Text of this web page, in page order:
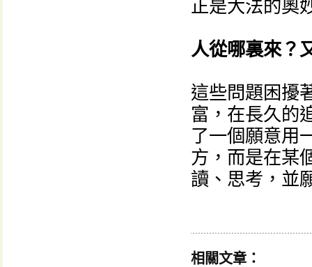
正是大法的奧
人從哪裏來？
這些問題困擾
富，在長久的
了一個願意用
方，而是在某
讀、思考，並
相關文章：